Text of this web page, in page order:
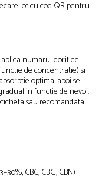
lot cu cod QR pentru
numarul dorit de
de concentratie) si
optima, apoi se
in functie de nevoi.
sau recomandata
CBC, CBG, CBN)